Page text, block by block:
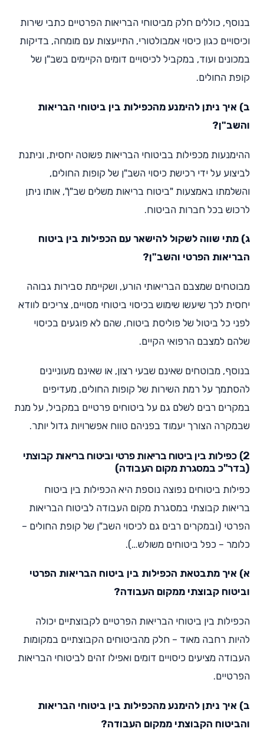
בנוסף, כוללים חלק מביטוחי הבריאות הפרטיים כתבי שירות
וכיסויים כגון כיסוי אמבולטורי, התייעצות עם מומחה, בדיקות
במכונים ועוד, במקביל לכיסויים דומים הקיימים בשב"ן של
קופת החולים.
ב) איך ניתן להימנע מהכפילות בין ביטוחי הבריאות
והשב"ן?
ההימנעות מכפילות בביטוחי הבריאות פשוטה יחסית, וניתנת
לביצוע על ידי רכישת כיסוי השב"ן של קופות החולים,
והשלמתו באמצעות "ביטוח בריאות משלים שב"ן", אותו ניתן
לרכוש בכל חברות הביטוח.
ג) מתי שווה לשקול להישאר עם הכפילות בין ביטוח
הבריאות הפרטי והשב"ן?
מבוטחים שמצבם הבריאותי הורע, ושקיימת סבירות גבוהה
יחסית לכך שיעשו שימוש בכיסוי ביטוחי מסויים, צריכים לוודא
לפני כל ביטול של פוליסת ביטוח, שהם לא פוגעים בכיסוי
שלהם למצבם הרפואי הקיים.
בנוסף, מבוטחים שאינם שבעי רצון, או שאינם מעוניינים
להסתמך על רמת השירות של קופות החולים, מעדיפים
במקרים רבים לשלם גם על ביטוחים פרטיים במקביל, על מנת
שבמקרה הצורך יעמוד בפניהם טווח אפשרויות גדול יותר.
2) כפילות בין ביטוח בריאות פרטי וביטוח בריאות קבוצתי
(בדר"כ במסגרת מקום העבודה)
כפילות ביטוחים נפוצה נוספת היא הכפילות בין ביטוח
בריאות קבוצתי במסגרת מקום העבודה לביטוח הבריאות
הפרטי (ובמקרים רבים גם לכיסוי השב"ן של קופת החולים –
כלומר – כפל ביטוחים משולש…).
א) איך מתבטאת הכפילות בין ביטוח הבריאות הפרטי
וביטוח קבוצתי ממקום העבודה?
הכפילות בין ביטוחי הבריאות הפרטיים לקבוצתיים יכולה
להיות רחבה מאוד – חלק מהביטוחים הקבוצתיים במקומות
העבודה מציעים כיסויים דומים ואפילו זהים לביטוחי הבריאות
הפרטיים.
ב) איך ניתן להימנע מהכפילות בין ביטוחי הבריאות
והביטוח הקבוצתי ממקום העבודה?